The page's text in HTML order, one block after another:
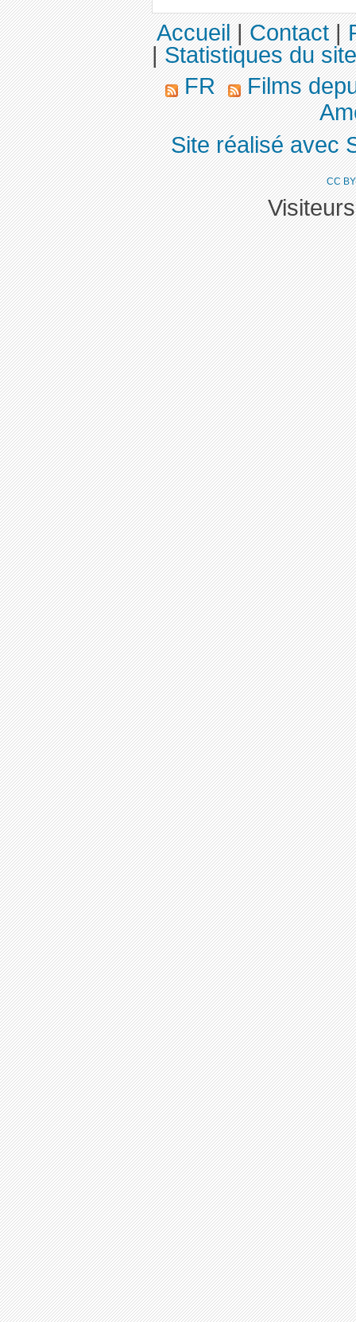
Accueil|Contact|
|Statistiques du site
FR
Films
Site réalisé avec
CC